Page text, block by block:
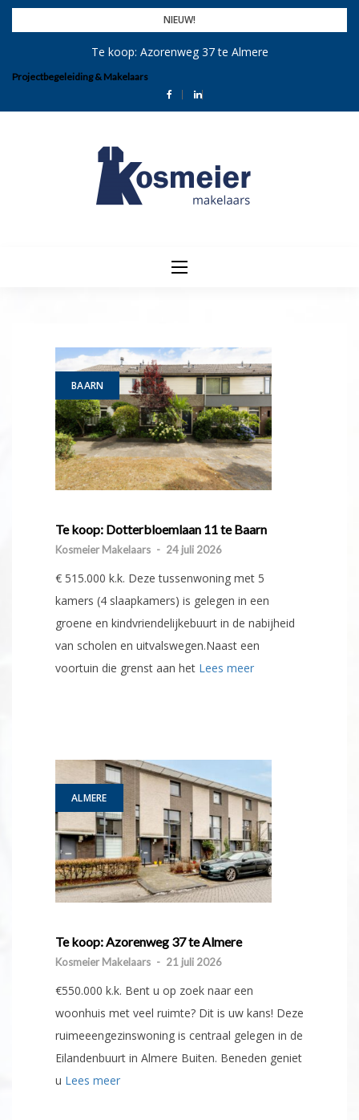
Skip
NIEUW!
Te koop: Azorenweg 37 te Almere
Projectbegeleiding & Makelaars
BAARN
Te koop: Dotterbloemlaan 11 te Baarn
Kosmeier Makelaars - 24 juli 2026
€ 515.000 k.k. Deze tussenwoning met 5
kamers (4 slaapkamers) is gelegen in een
groene en kindvriendelijkebuurt in de nabijheid
van scholen en uitvalswegen.Naast een
voortuin die grenst aan het Lees meer
ALMERE
Te koop: Azorenweg 37 te Almere
Kosmeier Makelaars - 21 juli 2026
€550.000 k.k. Bent u op zoek naar een
woonhuis met veel ruimte? Dit is uw kans! Deze
ruimeeengezinswoning is centraal gelegen in de
Eilandenbuurt in Almere Buiten. Beneden geniet
u Lees meer